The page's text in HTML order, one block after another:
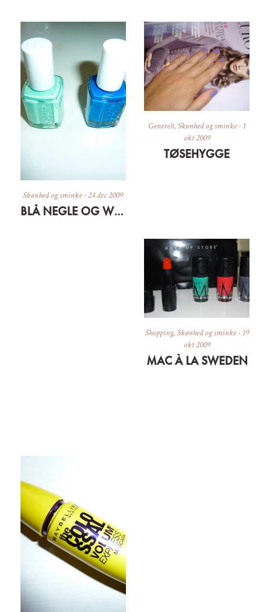
Skønhed og sminke-24 dec 2009
BLÅ NEGLE OG WUNDER-ÜBER-UNDER-LAK
Generelt, Skønhed og sminke- 1
okt 2009
TØSEHYGGE
Shopping, Skønhed og sminke- 19
okt 2009
MAC À LA SWEDEN